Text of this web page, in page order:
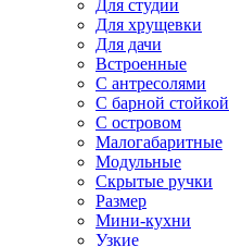
Для студии
Для хрущевки
Для дачи
Встроенные
С антресолями
С барной стойкой
С островом
Малогабаритные
Модульные
Скрытые ручки
Размер
Мини-кухни
Узкие